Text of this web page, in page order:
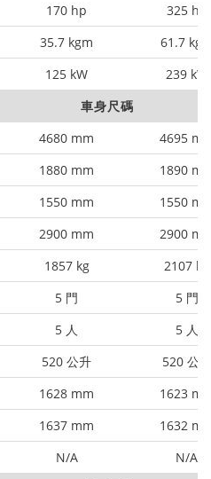
170 hp
325 hp
35.7 kgm
61.7
125 kW
239 kW
車身尺碼
4680 mm
4695
1880 mm
1890
1550 mm
1550
2900 mm
2900
1857 kg
2107 kg
5 門
5 門
5 人
5 人
520 公升
520 公升
1628 mm
1623
1637 mm
1632
N/A
N/A